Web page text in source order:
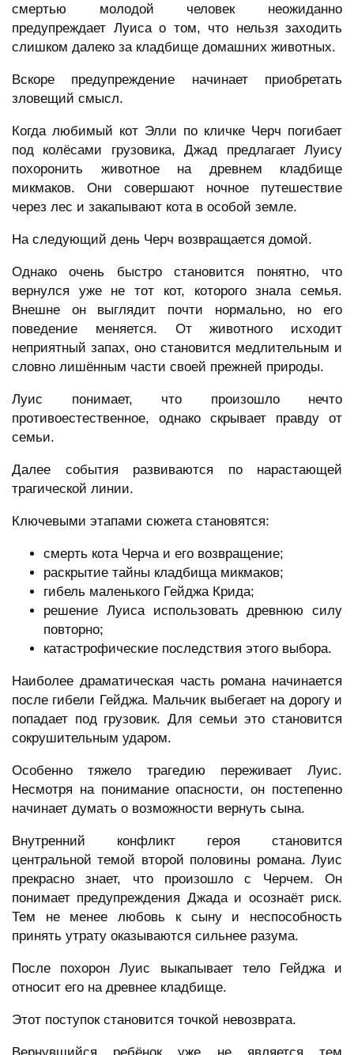
смертью молодой человек неожиданно
предупреждает Луиса о том, что нельзя заходить
слишком далеко за кладбище домашних животных.
Вскоре предупреждение начинает приобретать
зловещий смысл.
Когда любимый кот Элли по кличке Черч погибает
под колёсами грузовика, Джад предлагает Луису
похоронить животное на древнем кладбище
микмаков. Они совершают ночное путешествие
через лес и закапывают кота в особой земле.
На следующий день Черч возвращается домой.
Однако очень быстро становится понятно, что
вернулся уже не тот кот, которого знала семья.
Внешне он выглядит почти нормально, но его
поведение меняется. От животного исходит
неприятный запах, оно становится медлительным и
словно лишённым части своей прежней природы.
Луис понимает, что произошло нечто
противоестественное, однако скрывает правду от
семьи.
Далее события развиваются по нарастающей
трагической линии.
Ключевыми этапами сюжета становятся:
смерть кота Черча и его возвращение;
раскрытие тайны кладбища микмаков;
гибель маленького Гейджа Крида;
решение Луиса использовать древнюю силу
повторно;
катастрофические последствия этого выбора.
Наиболее драматическая часть романа начинается
после гибели Гейджа. Мальчик выбегает на дорогу и
попадает под грузовик. Для семьи это становится
сокрушительным ударом.
Особенно тяжело трагедию переживает Луис.
Несмотря на понимание опасности, он постепенно
начинает думать о возможности вернуть сына.
Внутренний конфликт героя становится
центральной темой второй половины романа. Луис
прекрасно знает, что произошло с Черчем. Он
понимает предупреждения Джада и осознаёт риск.
Тем не менее любовь к сыну и неспособность
принять утрату оказываются сильнее разума.
После похорон Луис выкапывает тело Гейджа и
относит его на древнее кладбище.
Этот поступок становится точкой невозврата.